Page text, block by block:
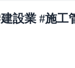
業 #施工